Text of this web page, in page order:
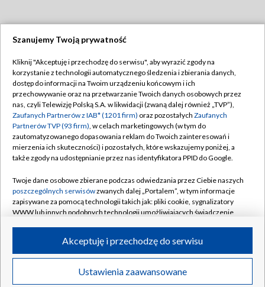
TVP
Abonament TVP
Emisja w TVP
Centrum informacji TVP
Naziemna Telewizja Cyfrowa
Rada Programowa
System NOS
Informacje o nadawcy
Program dla prasy
Ogłoszenie przetargowe
Regulamin TVP
Polityka prywatności
Moje zgody
Pomoc
Kontakt
Kanały
©2026 Telewizja Polska S.A. w likwidacji
Szanujemy Twoją prywatność
Kliknij "Akceptuję i przechodzę do serwisu", aby wyrazić zgody na
korzystanie z technologii automatycznego śledzenia i zbierania danych,
dostęp do informacji na Twoim urządzeniu końcowym i ich
przechowywanie oraz na przetwarzanie Twoich danych osobowych przez
nas, czyli Telewizję Polską S.A. w likwidacji (zwaną dalej również „TVP”),
Zaufanych Partnerów z IAB* (1201 firm) oraz pozostałych Zaufanych
Partnerów TVP (93 firm), w celach marketingowych (w tym do
zautomatyzowanego dopasowania reklam do Twoich zainteresowań i
mierzenia ich skuteczności) i pozostałych, które wskazujemy poniżej, a
także zgody na udostępnianie przez nas identyfikatora PPID do Google.
Twoje dane osobowe zbierane podczas odwiedzania przez Ciebie naszych
poszczególnych serwisówzwanych dalej „Portalem”, w tym informacje
zapisywane za pomocą technologii takich jak: pliki cookie, sygnalizatory
WWW lub innych podobnych technologii umożliwiających świadczenie
ruchu w Internecie.
Twoje dane osobowe zbierane podczas odwiedzania przez Ciebie
poszczególnych serwisówna Portalu, takie jak adresy IP, identyfikatory
Ustawienia zaawansowane
Akceptuję i przechodzę do serwisu